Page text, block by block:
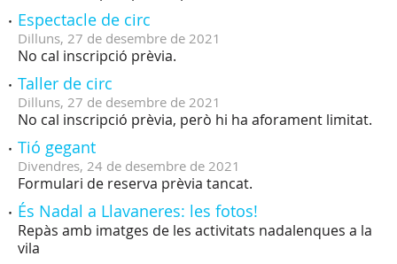
Espectacle de circ
Dilluns, 27 de desembre de 2021
No cal inscripció prèvia.
Taller de circ
Dilluns, 27 de desembre de 2021
No cal inscripció prèvia, però hi ha aforament limitat.
Tió gegant
Divendres, 24 de desembre de 2021
Formulari de reserva prèvia tancat.
És Nadal a Llavaneres: les fotos!
Repàs amb imatges de les activitats nadalenques a la
vila